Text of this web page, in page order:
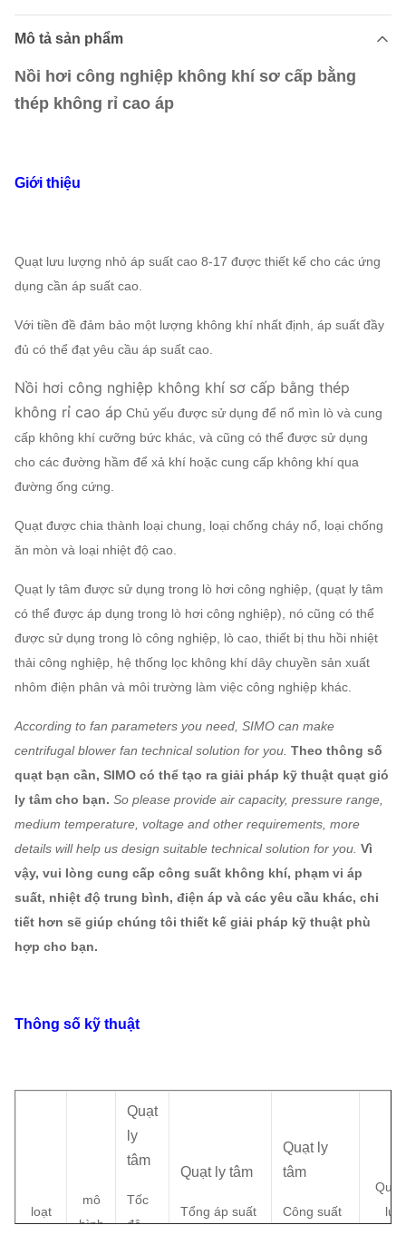
Mô tả sản phẩm
Nồi hơi công nghiệp không khí sơ cấp bằng
thép không rỉ cao áp
Giới thiệu
Quạt lưu lượng nhỏ áp suất cao 8-17 được thiết kế cho các ứng
dụng cần áp suất cao.
Với tiền đề đảm bảo một lượng không khí nhất định, áp suất đầy
đủ có thể đạt yêu cầu áp suất cao.
Nồi hơi công nghiệp không khí sơ cấp bằng thép
không rỉ cao áp Chủ yếu được sử dụng để nổ mìn lò và cung
cấp không khí cưỡng bức khác, và cũng có thể được sử dụng
cho các đường hầm để xả khí hoặc cung cấp không khí qua
đường ống cứng.
Quạt được chia thành loại chung, loại chống cháy nổ, loại chống
ăn mòn và loại nhiệt độ cao.
Quạt ly tâm được sử dụng trong lò hơi công nghiệp, (quạt ly tâm
có thể được áp dụng trong lò hơi công nghiệp), nó cũng có thể
được sử dụng trong lò công nghiệp, lò cao, thiết bị thu hồi nhiệt
thải công nghiệp, hệ thống lọc không khí dây chuyền sản xuất
nhôm điện phân và môi trường làm việc công nghiệp khác.
According to fan parameters you need, SIMO can make
centrifugal blower fan technical solution for you. Theo thông số
quạt bạn cần, SIMO có thể tạo ra giải pháp kỹ thuật quạt gió
ly tâm cho bạn. So please provide air capacity, pressure range,
medium temperature, voltage and other requirements, more
details will help us design suitable technical solution for you. Vì
vậy, vui lòng cung cấp công suất không khí, phạm vi áp
suất, nhiệt độ trung bình, điện áp và các yêu cầu khác, chi
tiết hơn sẽ giúp chúng tôi thiết kế giải pháp kỹ thuật phù
hợp cho bạn.
Thông số kỹ thuật
loạt
mô
hình
Quạt
ly
tâm
Tốc
độ
Quạt ly tâm
Tổng áp suất
Quạt ly
tâm
Công suất
lực